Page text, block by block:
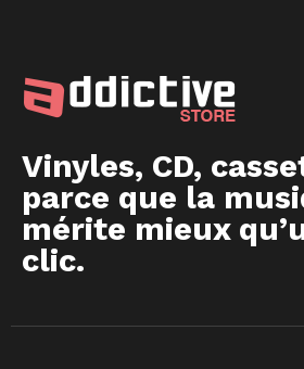
Vinyles, CD,
parce que la
mérite mieux
clic.